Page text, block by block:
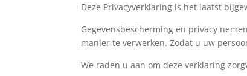
Deze Privacyverklaring is het laatst
Gegevensbescherming en privacy
manier te verwerken. Zodat u uw
We raden u aan om deze verklaring